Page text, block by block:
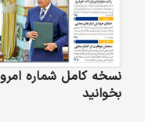
نسخه کامل شماره
بخوانید